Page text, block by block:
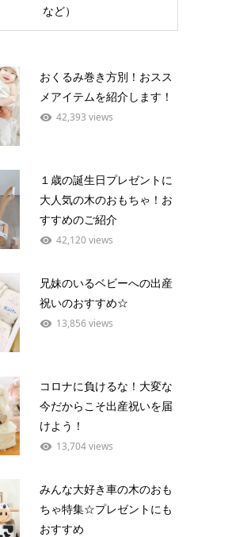
など）
おくるみ巻き方別！おスス
メアイテムを紹介します！
42,393 views
１歳の誕生日プレゼントに
大人気の木のおもちゃ！お
すすめのご紹介
42,120 views
兄妹のいるベビーへの出産
祝いのおすすめ☆
13,856 views
コロナに負けるな！大変な
今だからこそ出産祝いを届
けよう！
13,704 views
みんな大好き車の木のおも
ちゃ特集☆プレゼントにも
おすすめ